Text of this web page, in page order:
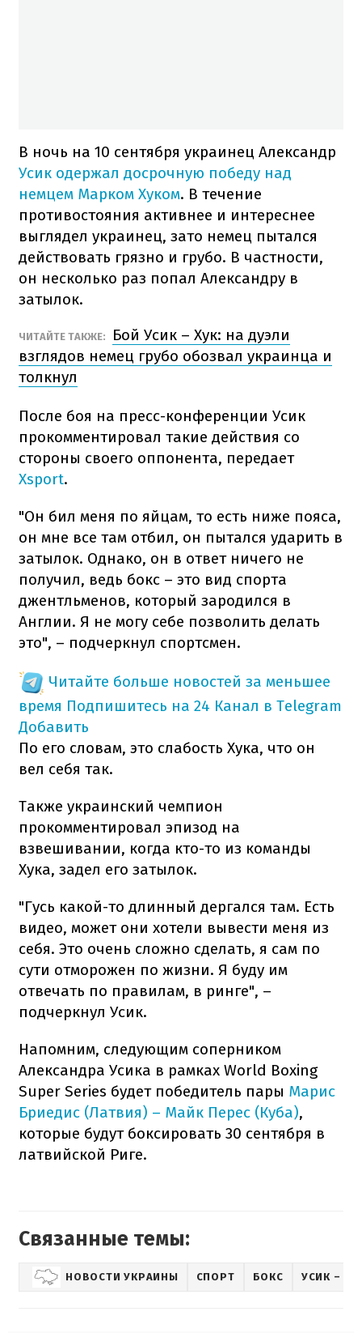
В ночь на 10 сентября украинец Александр
Усик одержал досрочную победу над
немцем Марком Хуком. В течение
противостояния активнее и интереснее
выглядел украинец, зато немец пытался
действовать грязно и грубо. В частности,
он несколько раз попал Александру в
затылок.
ЧИТАЙТЕ ТАКЖЕ:
Бой Усик – Хук: на дуэли
взглядов немец грубо обозвал украинца и
толкнул
После боя на пресс-конференции Усик
прокомментировал такие действия со
стороны своего оппонента, передает
Xsport.
"Он бил меня по яйцам, то есть ниже пояса,
он мне все там отбил, он пытался ударить в
затылок. Однако, он в ответ ничего не
получил, ведь бокс – это вид спорта
джентльменов, который зародился в
Англии. Я не могу себе позволить делать
это", – подчеркнул спортсмен.
Читайте больше новостей за меньшее
время Подпишитесь на 24 Канал в Telegram
Добавить
По его словам, это слабость Хука, что он
вел себя так.
Также украинский чемпион
прокомментировал эпизод на
взвешивании, когда кто-то из команды
Хука, задел его затылок.
"Гусь какой-то длинный дергался там. Есть
видео, может они хотели вывести меня из
себя. Это очень сложно сделать, я сам по
сути отморожен по жизни. Я буду им
отвечать по правилам, в ринге", –
подчеркнул Усик.
Напомним, следующим соперником
Александра Усика в рамках World Boxing
Super Series будет победитель пары Марис
Бриедис (Латвия) – Майк Перес (Куба),
которые будут боксировать 30 сентября в
латвийской Риге.
Связанные темы:
НОВОСТИ УКРАИНЫ СПОРТ БОКС УСИК –